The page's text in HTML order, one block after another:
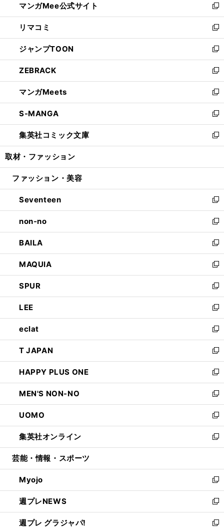
く
ド
ウ
で
開
く
ィ
ン
ド
ウ
で
開
く
い
ウ
ィ
ン
ド
ウ
で
開
く
マンガMee公式サイト
新
し
い
ウ
ィ
ン
ド
ウ
で
開
く
リマコミ
新
し
い
ウ
ィ
ン
ド
ウ
で
開
く
ジャンプTOON
新
し
い
ウ
ィ
ン
ド
ウ
で
開
ZEBRACK
新
し
い
ウ
ィ
ン
ド
ウ
開
マンガMeets
新
し
い
ウ
ィ
ン
ウ
開
く
S-MANGA
新
し
い
ウ
ン
ウ
で
開
く
集英社コミック文庫
新
し
ウ
ン
ド
ウ
で
開
く
取材・ファッション
ファッション・美容
Seventeen
新
し
い
ウ
ィ
ン
ド
ウ
で
開
く
non-no
新
し
い
ウ
ィ
ン
ド
ウ
で
開
く
BAILA
新
し
い
ウ
ィ
ン
ド
ウ
で
開
く
MAQUIA
新
し
い
ウ
ィ
ン
ド
ウ
で
開
く
SPUR
新
し
い
ウ
ィ
ン
ド
ウ
で
開
く
LEE
新
し
い
ウ
ィ
ン
ド
ウ
で
開
く
eclat
新
し
い
ウ
ィ
ン
ド
ウ
で
開
く
T JAPAN
新
し
い
ウ
ィ
ン
ド
ウ
で
開
HAPPY PLUS ONE
新
し
い
ウ
ィ
ン
ド
ウ
開
く
MEN'S NON-NO
新
し
い
ウ
ィ
ン
ウ
で
開
く
UOMO
新
し
い
ウ
ン
ド
ウ
で
開
く
集英社オンライン
新
し
ウ
ィ
ン
ド
ウ
で
芸能・情報・スポーツ
Myojo
新
し
い
ウ
ィ
週プレNEWS
新
し
い
週プレ グラジャパ!
新